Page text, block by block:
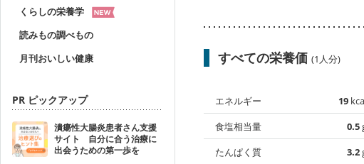
くらしの栄養学
読みもの調べもの
月刊おいしい健康
PR ピックアップ
潰瘍性大腸炎患者さん支援
サイト 自分に合う治療に
出会うための第一歩を
すべての栄養価 (1人分)
エネルギー 19
食塩相当量
0.5
たんぱく質
3.2